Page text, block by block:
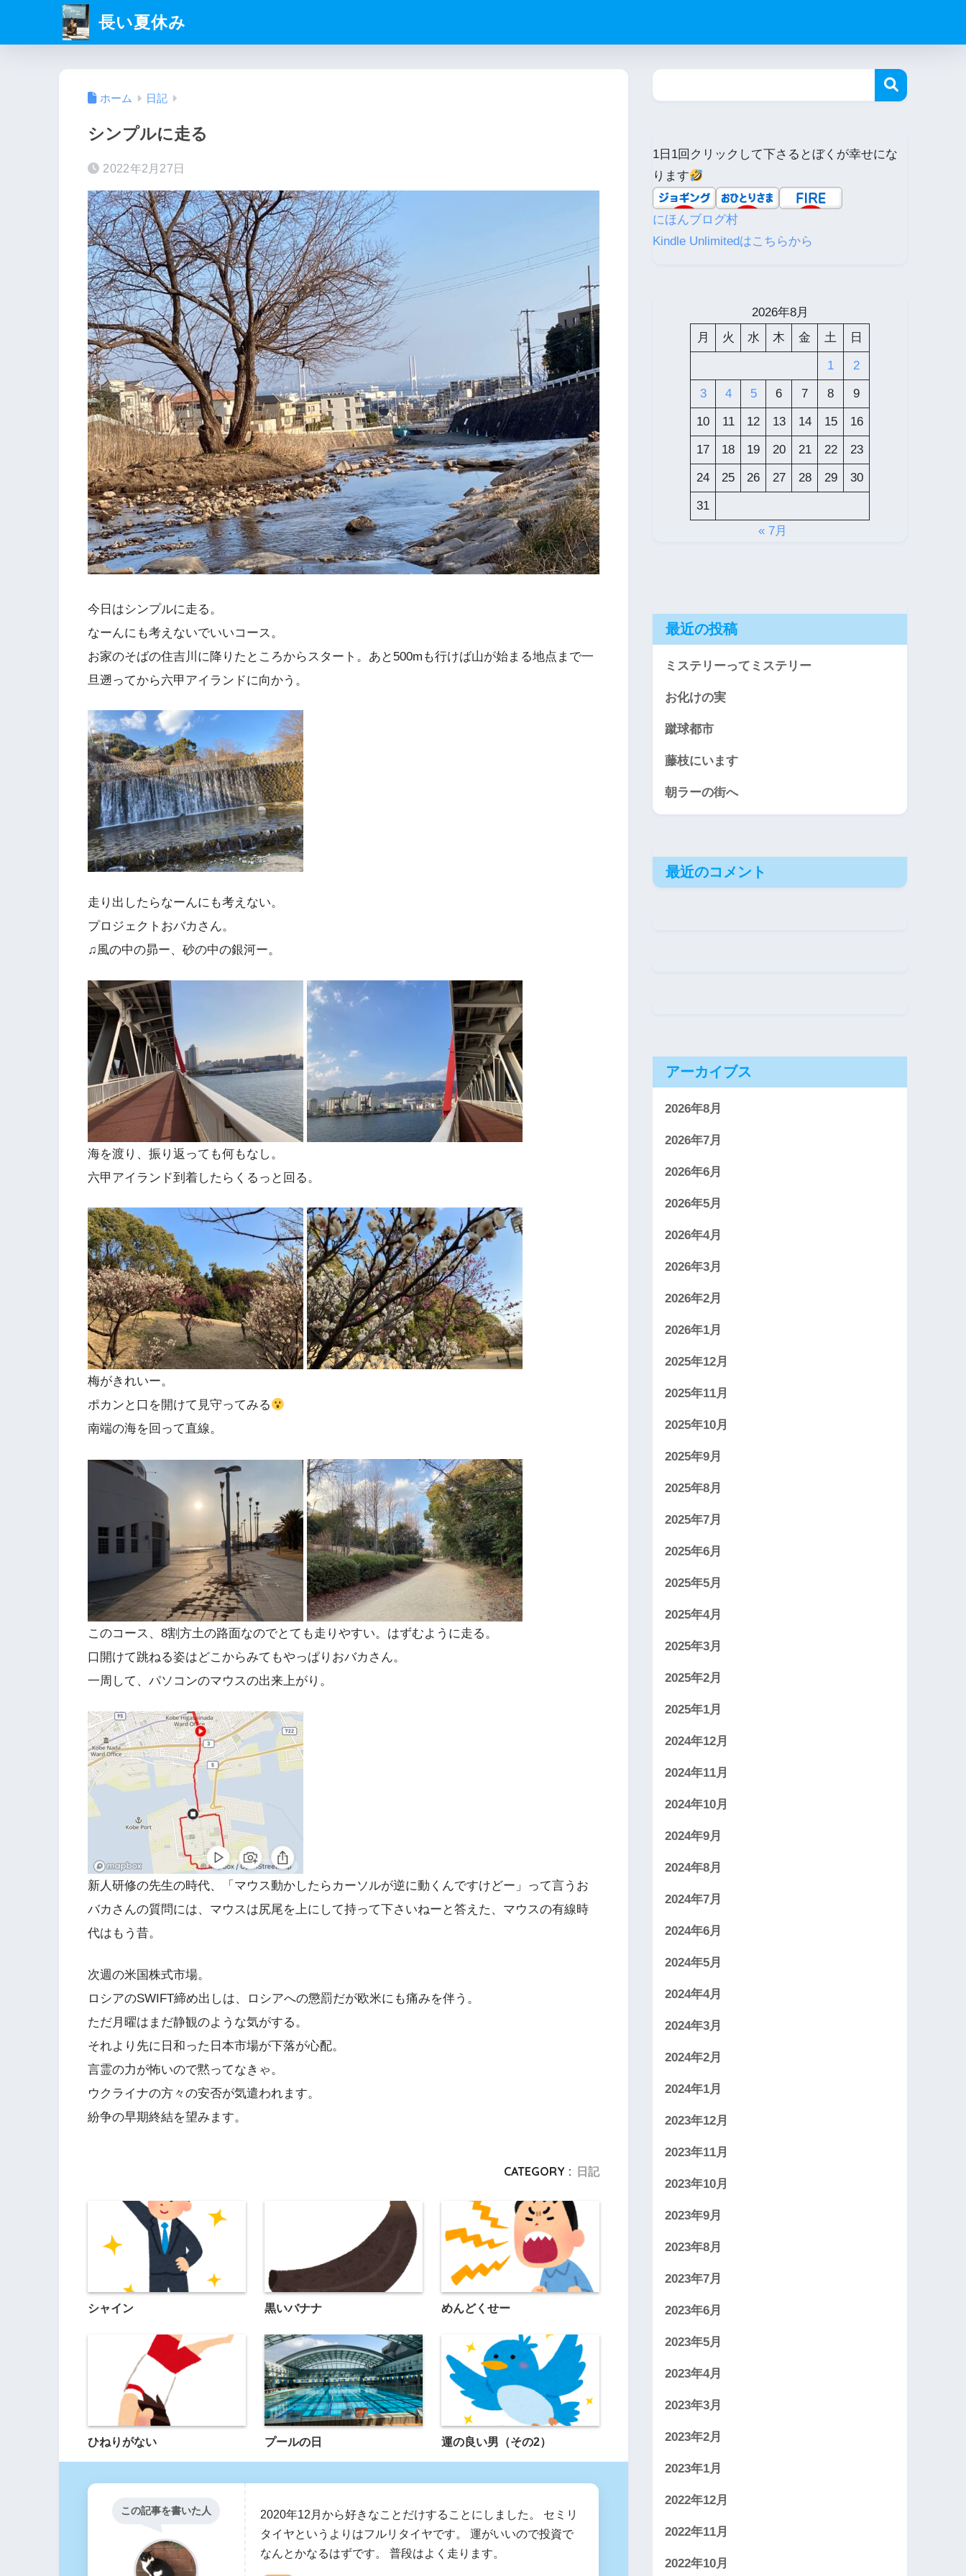
長い夏休み
ホーム 日記
シンプルに走る
2022年2月27日
今日はシンプルに走る。
なーんにも考えないでいいコース。
お家のそばの住吉川に降りたところからスタート。あと500mも行けば山が始まる地点まで一
旦遡ってから六甲アイランドに向かう。
走り出したらなーんにも考えない。
プロジェクトおバカさん。
♫風の中の昴ー、砂の中の銀河ー。
海を渡り、振り返っても何もなし。
六甲アイランド到着したらくるっと回る。
梅がきれいー。
ポカンと口を開けて見守ってみる
南端の海を回って直線。
このコース、8割方土の路面なのでとても走りやすい。はずむように走る。
口開けて跳ねる姿はどこからみてもやっぱりおバカさん。
一周して、パソコンのマウスの出来上がり。
新人研修の先生の時代、「マウス動かしたらカーソルが逆に動くんですけどー」って言うお
バカさんの質問には、マウスは尻尾を上にして持って下さいねーと答えた、マウスの有線時
代はもう昔。
次週の米国株式市場。
ロシアのSWIFT締め出しは、ロシアへの懲罰だが欧米にも痛みを伴う。
ただ月曜はまだ静観のような気がする。
それより先に日和った日本市場が下落が心配。
言霊の力が怖いので黙ってなきゃ。
ウクライナの方々の安否が気遣われます。
紛争の早期終結を望みます。
CATEGORY : 日記
シャイン 黒いバナナ めんどくせー
ひねりがない プールの日 運の良い男（その2）
この記事を書いた人
2020年12月から好きなことだけすることにしました。 セミリ
タイヤというよりはフルリタイヤです。 運がいいので投資で
なんとかなるはずです。 普段はよく走ります。
1日1回クリックして下さるとぼくが幸せにな
ります
にほんブログ村
Kindle Unlimitedはこちらから
2026年8月
月
火 水 木 金 土 日
1 2
3 4 5 6 7 8 9
10 11 12 13 14 15 16
17 18 19 20 21 22 23
24 25 26 27 28 29 30
31
« 7月
最近の投稿
ミステリーってミステリー
お化けの実
蹴球都市
藤枝にいます
朝ラーの街へ
最近のコメント
アーカイブス
2026年8月
2026年7月
2026年6月
2026年5月
2026年4月
2026年3月
2026年2月
2026年1月
2025年12月
2025年11月
2025年10月
2025年9月
2025年8月
2025年7月
2025年6月
2025年5月
2025年4月
2025年3月
2025年2月
2025年1月
2024年12月
2024年11月
2024年10月
2024年9月
2024年8月
2024年7月
2024年6月
2024年5月
2024年4月
2024年3月
2024年2月
2024年1月
2023年12月
2023年11月
2023年10月
2023年9月
2023年8月
2023年7月
2023年6月
2023年5月
2023年4月
2023年3月
2023年2月
2023年1月
2022年12月
2022年11月
2022年10月